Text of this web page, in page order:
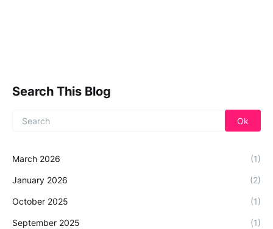
Search This Blog
March 2026 (1)
January 2026 (2)
October 2025 (1)
September 2025 (1)